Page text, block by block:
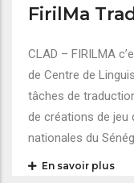
FirilMa
CLAD – FIRILMA
de Centre de
tâches de
de créations de jeu
nationales du
En savoir plus